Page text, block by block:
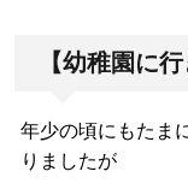
【幼稚園に
年少の頃にもたま
りましたが